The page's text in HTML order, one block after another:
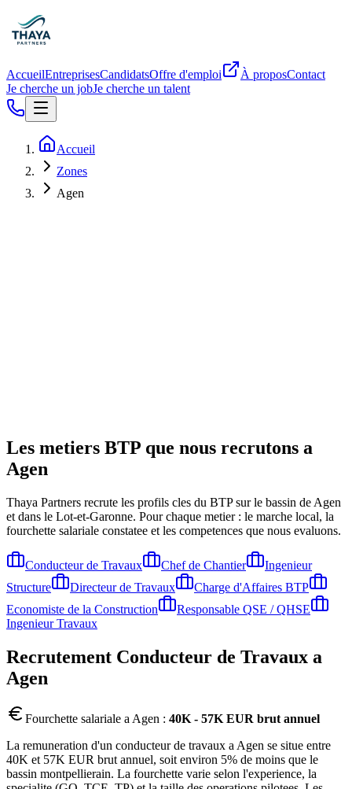
AccueilEntreprisesCandidatsOffre d'emploi À proposContact
Je cherche un jobJe cherche un talent
Accueil
Zones
Agen
Les metiers BTP que nous recrutons a
Agen
Thaya Partners recrute les profils cles du BTP sur le bassin de Agen
et dans le Lot-et-Garonne. Pour chaque metier : le marche local, la
fourchette salariale constatee et les competences que nous evaluons.
Conducteur de Travaux Chef de Chantier
Ingenieur
Structure
Directeur de Travaux
Charge d'Affaires BTP
Economiste de la Construction
Responsable QSE / QHSE
Ingenieur Travaux
Recrutement Conducteur de Travaux a
Agen
Fourchette salariale aAgen : 40K - 57K EUR brut annuel
La remuneration d'un conducteur de travaux a Agen se situe entre
40K et 57K EUR brut annuel, soit environ 5% de moins que le
bassin montpellierain. La fourchette varie selon l'experience, la